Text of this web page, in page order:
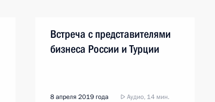
Встреча с представителями
бизнеса России и Турции
8 апреля 2019 года Аудио, 14 мин.